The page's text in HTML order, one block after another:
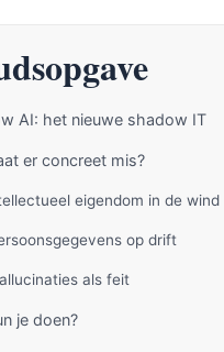
AI: het nieuwe shadow IT
er concreet mis?
eigendom in de wind
op drift
als feit
je doen?